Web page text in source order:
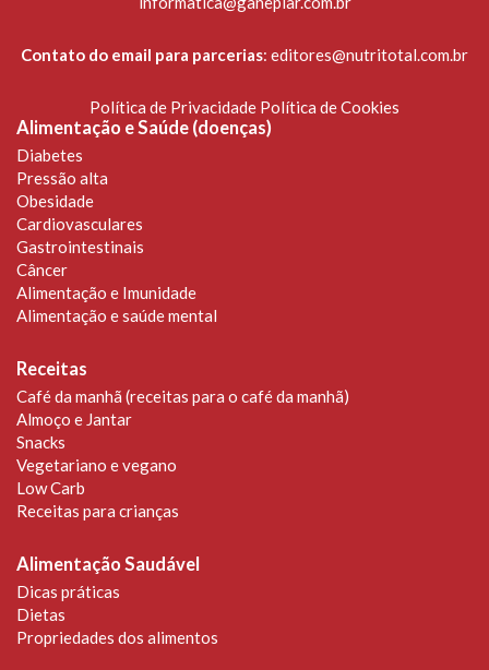
Contato do email para parcerias: editores@nutritotal.com.br
Política de Privacidade Política de Cookies
Alimentação e Saúde (doenças)
Diabetes
Pressão alta
Obesidade
Cardiovasculares
Gastrointestinais
Câncer
Alimentação e Imunidade
Alimentação e saúde mental
Receitas
Café da manhã (receitas para o café da manhã)
Almoço e Jantar
Snacks
Vegetariano e vegano
Low Carb
Receitas para crianças
Alimentação Saudável
Dicas práticas
Dietas
Propriedades dos alimentos